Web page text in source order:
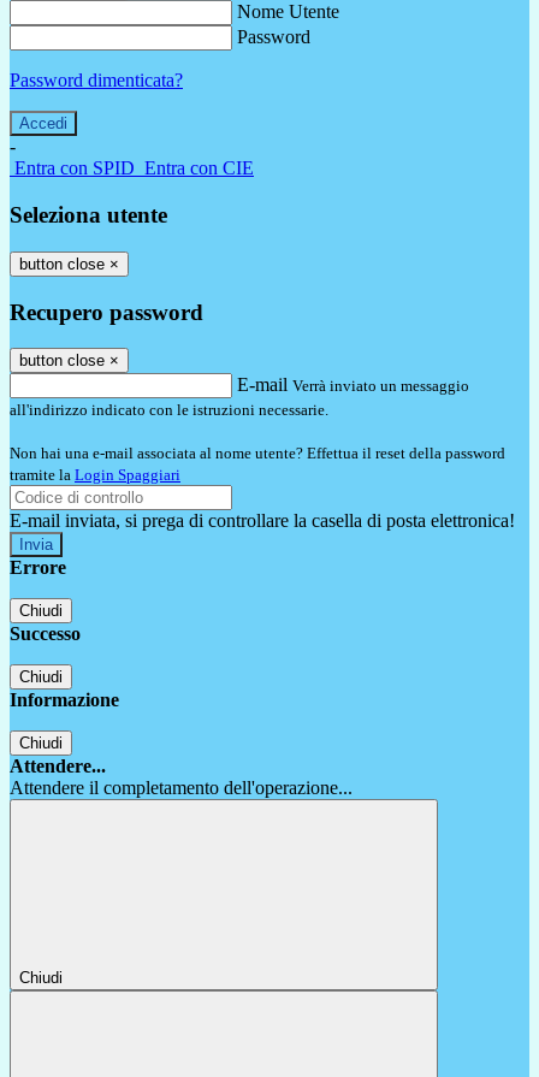
Nome Utente
Password
Password dimenticata?
-
Entra con SPID Entra con CIE
Seleziona utente
button close ×
Recupero password
button close ×
E-mail Verrà inviato un messaggio
all'indirizzo indicato con le istruzioni necessarie.
Non hai una e-mail associata al nome utente? Effettua il reset della password
tramite la Login Spaggiari
E-mail inviata, si prega di controllare la casella di posta elettronica!
Errore
Chiudi
Successo
Chiudi
Informazione
Chiudi
Attendere...
Attendere il completamento dell'operazione...
Chiudi